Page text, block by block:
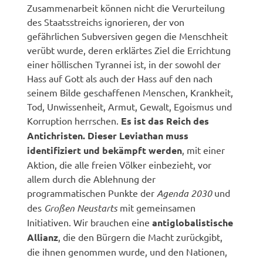
Zusammenarbeit können nicht die Verurteilung
des Staatsstreichs ignorieren, der von
gefährlichen Subversiven gegen die Menschheit
verübt wurde, deren erklärtes Ziel die Errichtung
einer höllischen Tyrannei ist, in der sowohl der
Hass auf Gott als auch der Hass auf den nach
seinem Bilde geschaffenen Menschen, Krankheit,
Tod, Unwissenheit, Armut, Gewalt, Egoismus und
Korruption herrschen. Es ist das Reich des
Antichristen. Dieser Leviathan muss
identifiziert und bekämpft werden , mit einer
Aktion, die alle freien Völker einbezieht, vor
allem durch die Ablehnung der
programmatischen Punkte der Agenda 2030und
des Großen Neustartsmit gemeinsamen
Initiativen. Wir brauchen eineantiglobalistische
Allianz , die den Bürgern die Macht zurückgibt,
die ihnen genommen wurde, und den Nationen,